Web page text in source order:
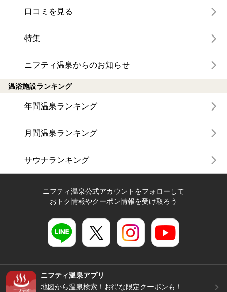
口コミを見る
特集
ニフティ温泉からのお知らせ
温浴施設ランキング
年間温泉ランキング
月間温泉ランキング
サウナランキング
ニフティ温泉公式アカウントをフォローして
おトク情報やクーポン情報を受け取ろう
ニフティ温泉アプリ
地図から温泉検索！お得な限定クーポンも！